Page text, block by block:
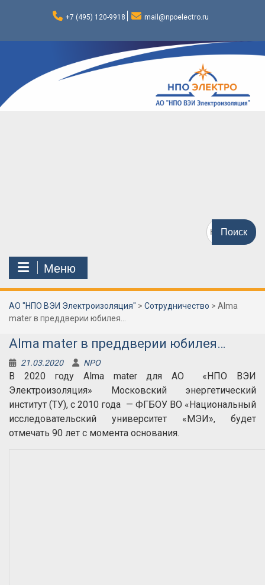
+7 (495) 120-9918 mail@npoelectro.ru
Поиск
по:
Меню
АО "НПО ВЭИ Электроизоляция" > Сотрудничество > Alma
mater в преддверии юбилея…
Alma mater в преддверии юбилея…
21.03.2020 NPO
В 2020 году Alma mater для АО «НПО ВЭИ
Электроизоляция» Московский энергетический
институт (ТУ), с 2010 года — ФГБОУ ВО «Национальный
исследовательский университет «МЭИ», будет
отмечать 90 лет с момента основания.